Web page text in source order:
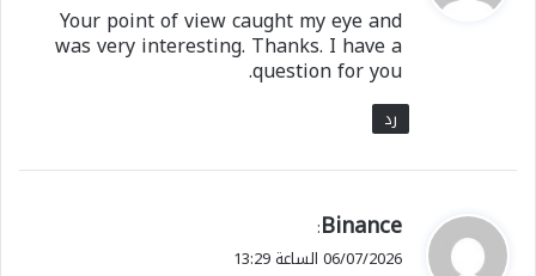
ل
Your point of view caught my eye and
was very interesting. Thanks. I have a
question for you.
رد
ي
ق
Binance
:
06/07/2026 الساعة 13:29